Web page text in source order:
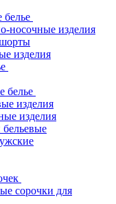
носочные изделия
изделия
белье
изделия
изделия
сорочки для